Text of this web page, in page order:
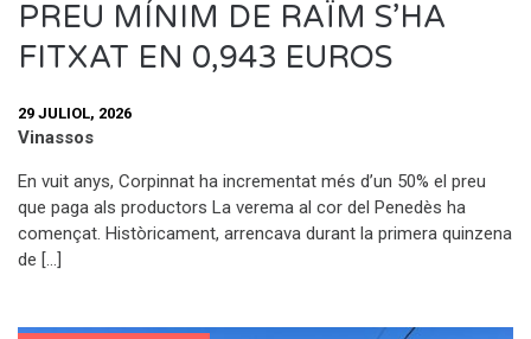
PREU MÍNIM DE RAÏM S’HA
FITXAT EN 0,943 EUROS
29 JULIOL, 2026
Vinassos
En vuit anys, Corpinnat ha incrementat més d’un 50% el preu
que paga als productors La verema al cor del Penedès ha
començat. Històricament, arrencava durant la primera quinzena
de […]